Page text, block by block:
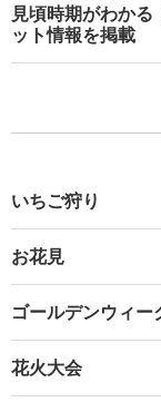
見頃時期がわか
ット情報を掲載
いちご狩り
お花見
ゴールデンウィー
花火大会